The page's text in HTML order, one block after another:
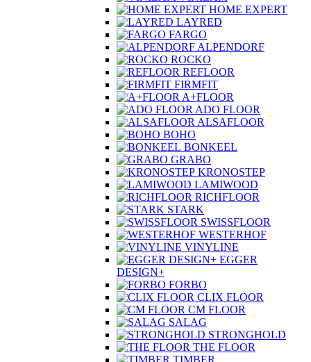
HOME EXPERT
LAYRED
FARGO
ALPENDORF
ROCKO
REFLOOR
FIRMFIT
A+FLOOR
ADO FLOOR
ALSAFLOOR
BOHO
BONKEEL
GRABO
KRONOSTEP
LAMIWOOD
RICHFLOOR
STARK
SWISSFLOOR
WESTERHOF
VINYLINE
EGGER
DESIGN+
FORBO
CLIX FLOOR
CM FLOOR
SALAG
STRONGHOLD
THE FLOOR
TIMBER